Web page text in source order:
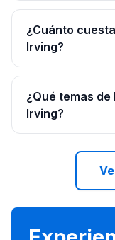
¿Cuánto
Irving?
¿Qué temas
Irving?